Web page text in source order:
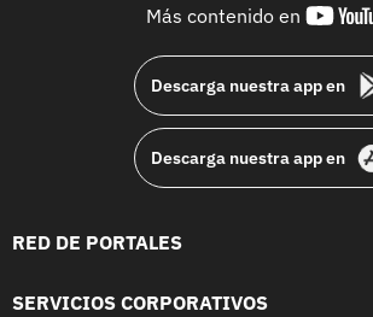
Más contenido en
Descarga nuestra app en
Descarga nuestra app en
RED DE PORTALES
SERVICIOS CORPORATIVOS